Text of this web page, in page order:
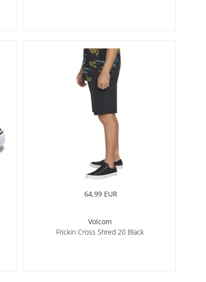
64,99 EUR
Volcom
Frickin Cross Shred 20 Black